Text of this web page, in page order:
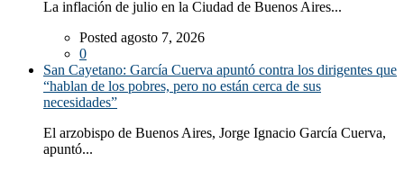
La inflación de julio en la Ciudad de Buenos Aires...
Posted agosto 7, 2026
0
San Cayetano: García Cuerva apuntó contra los dirigentes que
“hablan de los pobres, pero no están cerca de sus
necesidades”
El arzobispo de Buenos Aires, Jorge Ignacio García Cuerva,
apuntó...